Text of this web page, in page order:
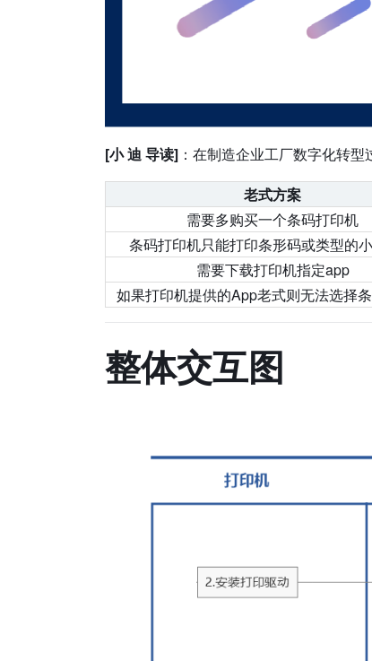
[小 迪 导读] ：在制造企业工厂数字化转
老式方案
需要多购买一个条码打印机
条码打印机只能打印条形码或类型的
需要下载打印机指定app
如果打印机提供的App老式则无法选择
整体交互图